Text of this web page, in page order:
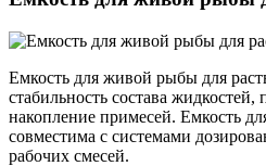
Емкость для живой рыбы для
стабильность состава жидкостей,
накопление примесей. Емкость
совместима с системами
рабочих смесей.